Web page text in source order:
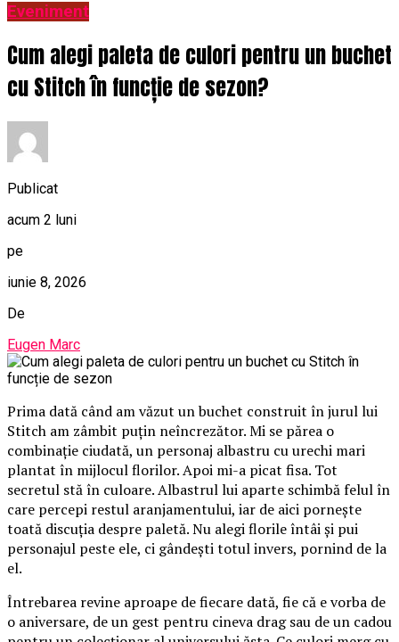
Eveniment
Cum alegi paleta de culori pentru un buchet
cu Stitch în funcție de sezon?
Publicat
acum 2 luni
pe
iunie 8, 2026
De
Eugen Marc
Prima dată când am văzut un buchet construit în jurul lui
Stitch am zâmbit puțin neîncrezător. Mi se părea o
combinație ciudată, un personaj albastru cu urechi mari
plantat în mijlocul florilor. Apoi mi-a picat fisa. Tot
secretul stă în culoare. Albastrul lui aparte schimbă felul în
care percepi restul aranjamentului, iar de aici pornește
toată discuția despre paletă. Nu alegi florile întâi și pui
personajul peste ele, ci gândești totul invers, pornind de la
el.
Întrebarea revine aproape de fiecare dată, fie că e vorba de
o aniversare, de un gest pentru cineva drag sau de un cadou